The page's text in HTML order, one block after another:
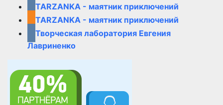
TARZANKA - маятник приключений
TARZANKA - маятник приключений
Творческая лаборатория Евгения
Лавриненко